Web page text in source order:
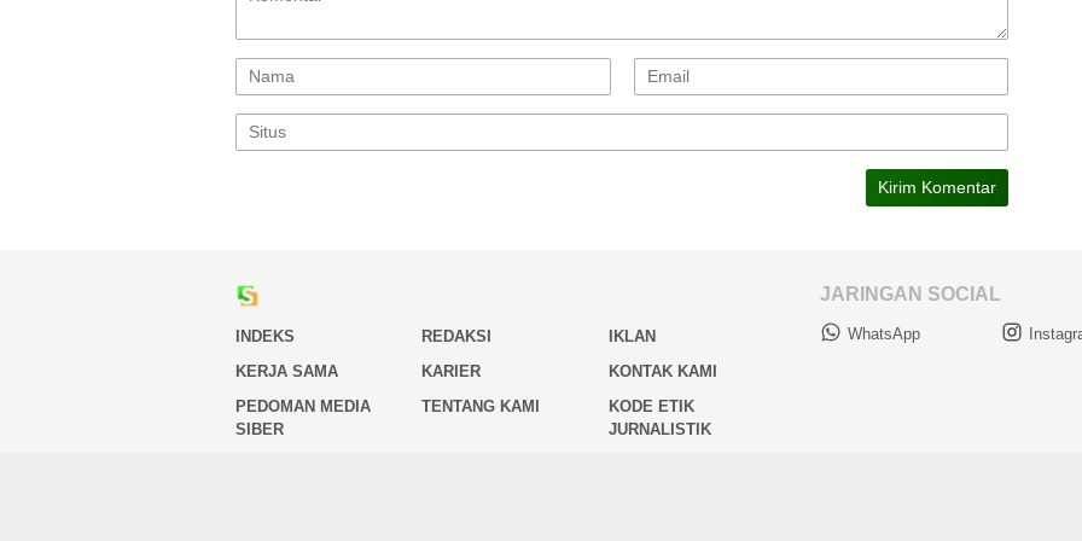
INDEKS REDAKSI
IKLAN
KERJA SAMA
KARIER
KONTAK KAMI
PEDOMAN MEDIA
SIBER
TENTANG KAMI
KODE ETIK
JURNALISTIK
JARINGAN SOCIAL
WhatsApp